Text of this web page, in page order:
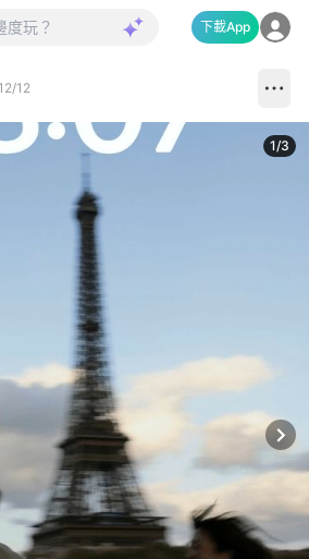
下載App
12
1/3